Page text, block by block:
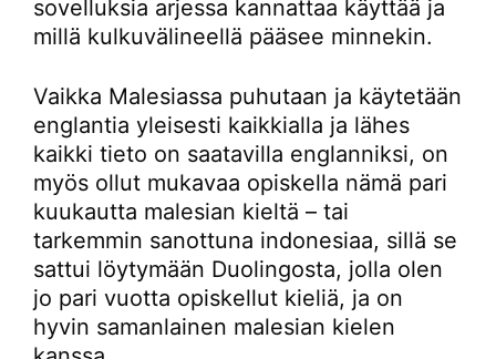
sovelluksia arjessa kannattaa käyttää ja
millä kulkuvälineellä pääsee minnekin.
Vaikka Malesiassa puhutaan ja käytetään
englantia yleisesti kaikkialla ja lähes
kaikki tieto on saatavilla englanniksi, on
myös ollut mukavaa opiskella nämä pari
kuukautta malesian kieltä – tai
tarkemmin sanottuna indonesiaa, sillä se
sattui löytymään Duolingosta, jolla olen
jo pari vuotta opiskellut kieliä, ja on
hyvin samanlainen malesian kielen